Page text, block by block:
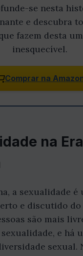
se nesta
e descubra
fazem desta
inesquecível.
Comprar na
na Era
a sexualidade é
e discutido do
são mais
e há
sexual.